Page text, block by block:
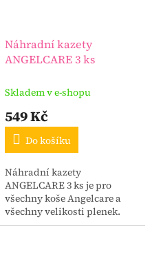
Náhradní kazety
ANGELCARE 3 ks
Skladem v e-shopu
549 Kč
Do košíku
Náhradní kazety
ANGELCARE 3 ks je pro
všechny koše Angelcare a
všechny velikosti plenek.